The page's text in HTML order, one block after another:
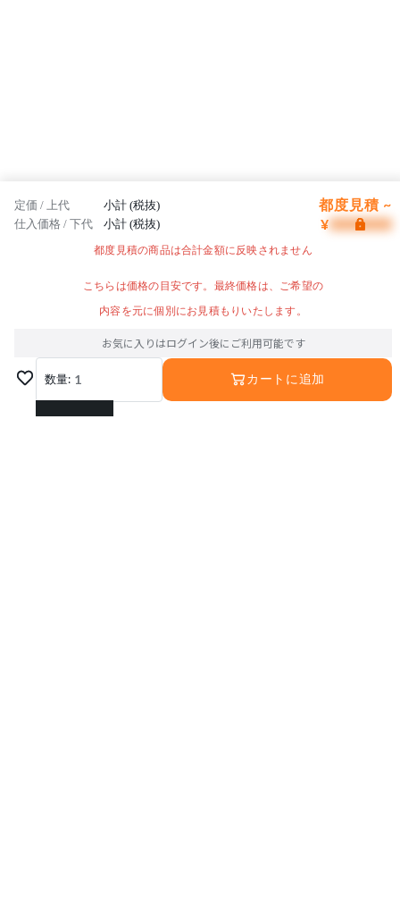
定価 / 上代 小計 (税抜) 都度見積 ~
仕入価格 / 下代 小計 (税抜) ¥
都度見積の商品は合計金額に反映されません
こちらは価格の目安です。最終価格は、ご希望の
内容を元に個別にお見積もりいたします。
お気に入りはログイン後にご利用可能です
数量: 1
1
カートに追加